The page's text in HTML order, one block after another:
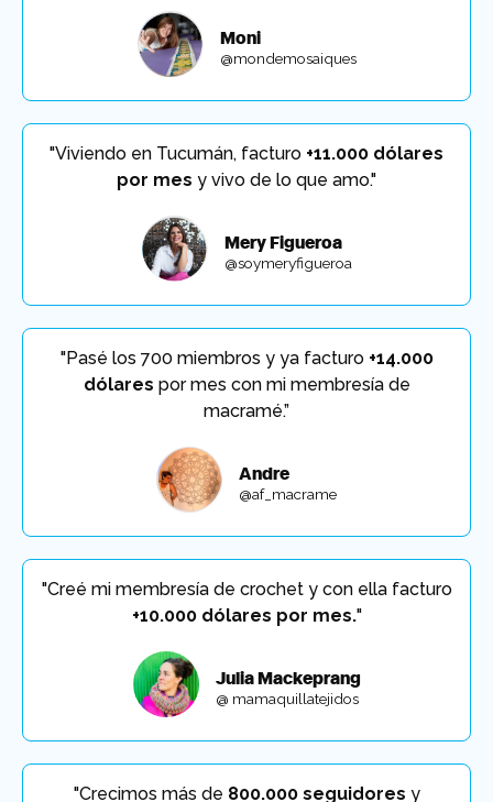
Moni
@mondemosaiques
"Viviendo en Tucumán, facturo +11.000 dólares
por mes y vivo de lo que amo."
Mery Figueroa
@soymeryfigueroa
"Pasé los 700 miembros y ya facturo +14.000
dólares por mes con mi membresía de
macramé.”
Andre
@af_macrame
"Creé mi membresía de crochet y con ella facturo
+10.000 dólares por mes."
Julia Mackeprang
@ mamaquillatejidos
"Crecimos más de 800.000 seguidores y